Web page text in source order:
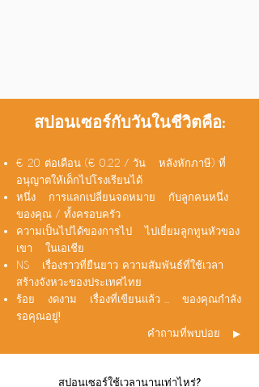
สปอนเซอร์กับวันในชีวิตคือ:
€ 20 ต่อเดือน (€ 0.22 / วัน
หลังหักภาษี) ที่
อนุญาตให้เด็กไปโรงเรียนได้
หนึ่ง
การแลกเปลี่ยนจดหมาย
กับลูกคนหนึ่ง
ของคุณ / ทั้งครอบครัว
ความเป็นไปได้ของการไป
ไปเยี่ยมลูกทูนหัวของ
เขา
ในเอเชีย
NS
เรื่องราวที่ยืนยาว ความสัมพันธ์ที่ใช้เวลา
สร้างจังหวะของประเทศไทย
ร้อย
งดงาม เรื่องที่เขียนแล้ว ...
ของคุณกำลัง
รอคุณอยู่!
คำถามที่พบบ่อย
▶ ︎
สปอนเซอร์ใช้เวลานานเท่าไหร่?